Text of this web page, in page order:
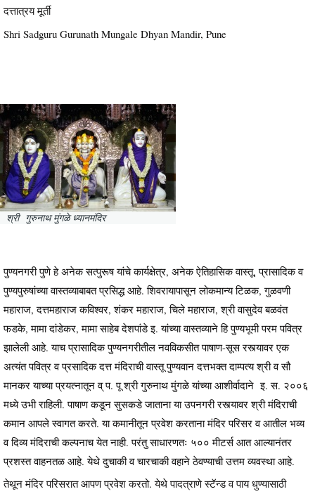
दत्तात्रय मूर्ती
Shri Sadguru Gurunath Mungale Dhyan Mandir, Pune
श्री गुरुनाथ मुंगळे ध्यानमंदिर
पुण्यनगरी पुणे हे अनेक सत्पुरूष यांचे कार्यक्षेत्र, अनेक ऐतिहासिक वास्तू, प्रासादिक व
पुण्यपुरुषांच्या वास्तव्याबाबत प्रसिद्ध आहे. शिवरायापासून लोकमान्य टिळक, गुळवणी
महाराज, दत्तमहाराज कविश्वर, शंकर महाराज, चिले महाराज, श्री वासुदेव बळवंत
फडके, मामा दांडेकर, मामा साहेब देशपांडे इ. यांच्या वास्तव्याने हि पुण्यभूमी परम पवित्र
झालेली आहे. याच प्रासादिक पुण्यनगरीतील नवविकसीत पाषाण-सूस रस्त्यावर एक
अत्यंत पवित्र व प्रसादिक दत्त मंदिराची वास्तू पुण्यवान दत्तभक्त दाम्पत्य श्री व सौ
मानकर याच्या प्रयत्नातून व् प. पू श्री गुरुनाथ मुंगळे यांच्या आशीर्वादाने इ. स. २००६
मध्ये उभी राहिली. पाषाण कडून सुसकडे जाताना या उपनगरी रस्त्यावर श्री मंदिराची
कमान आपले स्वागत करते. या कमानीतून प्रवेश करताना मंदिर परिसर व आतील भव्य
व दिव्य मंदिराची कल्पनाच येत नाही. परंतु साधारणतः ५०० मीटर्स आत आल्यानंतर
प्रशस्त वाहनतळ आहे. येथे दुचाकी व चारचाकी वहाने ठेवण्याची उत्तम व्यवस्था आहे.
तेथून मंदिर परिसरात आपण प्रवेश करतो. येथे पादत्राणे स्टॅन्ड व पाय धुण्यासाठी